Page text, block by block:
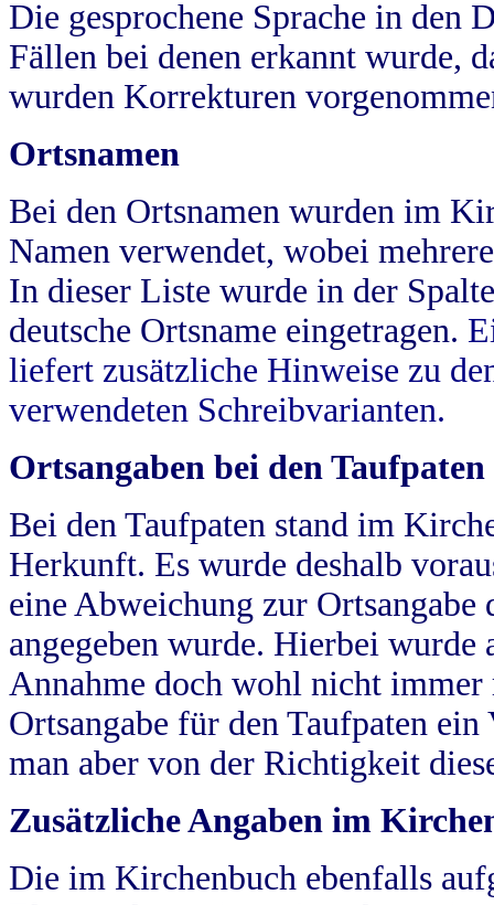
Die gesprochene Sprache in
Fällen bei denen erkannt wurde,
wurden Korrekturen
Ortsnamen
Bei den Ortsnamen wurden im
Namen verwendet, wobei
In dieser Liste wurde in der
deutsche Ortsname eingetragen.
liefert zusätzliche Hinweise zu
verwendeten Schreibvarianten.
Ortsangaben bei den Taufpaten
Bei den Taufpaten stand im
Herkunft. Es wurde deshalb
eine Abweichung zur
angegeben wurde. Hierbei wurde
Annahme doch wohl nicht
Ortsangabe für den Taufpaten
man aber von der Richtigkeit
Zusätzliche Angaben im
Die im Kirchenbuch ebenfalls